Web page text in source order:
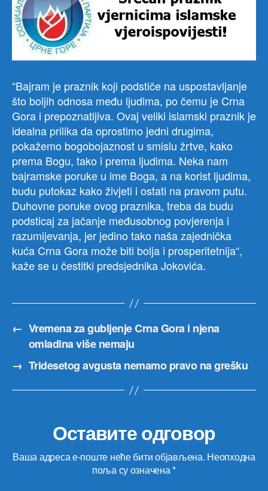
“Bajram je praznik koji podstiče na uspostavljanje
što boljih odnosa među ljudima, po čemu je Crna
Gora i prepoznatljiva. Ovaj veliki islamski praznik je
idealna prilika da oprostimo jedni drugima,
pokažemo bogobojaznost u smislu žrtve, kako
prema Bogu, tako i prema ljudima. Neka nam
bajramske poruke u ime Boga, a na korist ljudima,
budu putokaz kako živjeti i ostati na pravom putu.
Duhovne poruke ovog praznika, treba da budu
podsticaj za jačanje međusobnog povjerenja i
razumijevanja, jer jedino tako naša zajednička
kuća Crna Gora može biti bolja i prosperitetnija“,
kaže se u čestitki predsjednika Jokovića.
← Vremena za gubljenje Crna Gora i njena
omladina više nemaju
→ Tridesetog avgusta nemamo pravo na grešku
Оставите одговор
Ваша адреса е-поште неће бити објављена. Неопходна
поља су означена*